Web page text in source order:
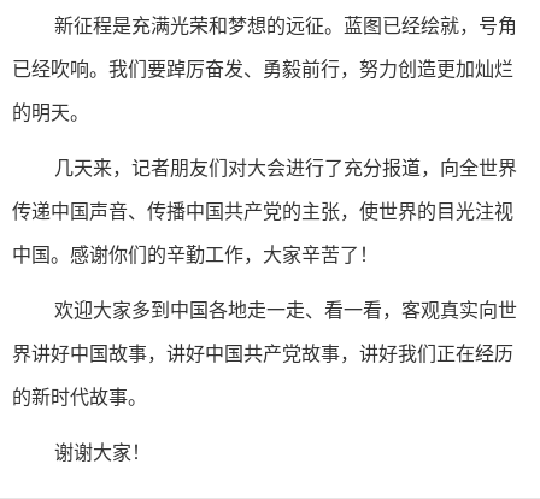
新征程是充满光荣和梦想的远征。蓝图已经绘就，号角
已经吹响。我们要踔厉奋发、勇毅前行，努力创造更加灿烂
的明天。
几天来，记者朋友们对大会进行了充分报道，向全世界
传递中国声音、传播中国共产党的主张，使世界的目光注视
中国。感谢你们的辛勤工作，大家辛苦了！
欢迎大家多到中国各地走一走、看一看，客观真实向世
界讲好中国故事，讲好中国共产党故事，讲好我们正在经历
的新时代故事。
谢谢大家！